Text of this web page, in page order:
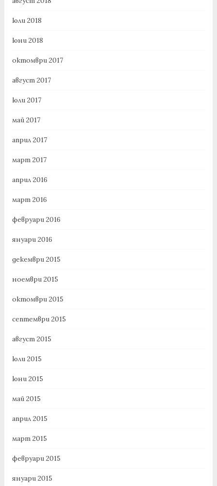
юли 2018
юни 2018
октомври 2017
август 2017
юли 2017
май 2017
април 2017
март 2017
април 2016
март 2016
февруари 2016
януари 2016
декември 2015
ноември 2015
октомври 2015
септември 2015
август 2015
юли 2015
юни 2015
май 2015
април 2015
март 2015
февруари 2015
януари 2015